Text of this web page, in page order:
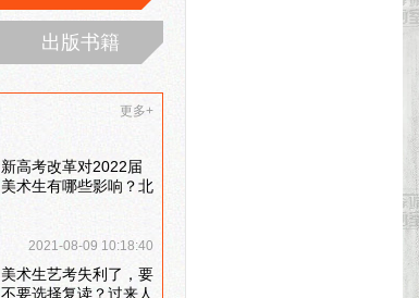
出版书籍
更多+
新高考改革对2022届
美术生有哪些影响？北
2021-08-09 10:18:40
美术生艺考失利了，要
不要选择复读？过来人